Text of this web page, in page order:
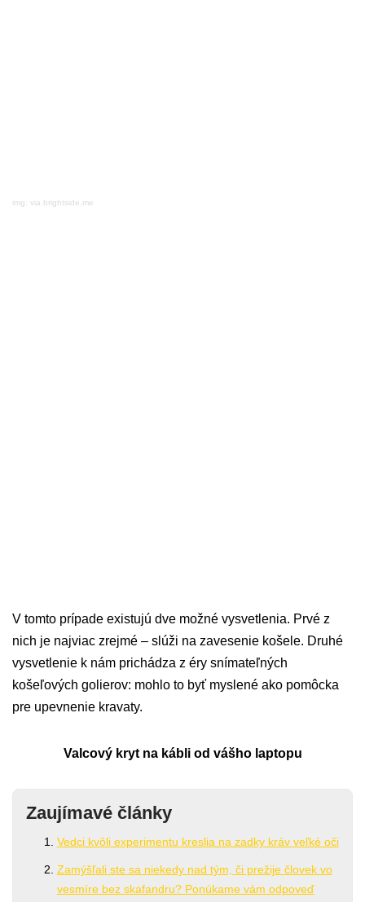
img: via brightside.me
V tomto prípade existujú dve možné vysvetlenia. Prvé z
nich je najviac zrejmé – slúži na zavesenie košele. Druhé
vysvetlenie k nám prichádza z éry snímateľných
košeľových golierov: mohlo to byť myslené ako pomôcka
pre upevnenie kravaty.
Valcový kryt na kábli od vášho laptopu
Zaujímavé články
Vedci kvôli experimentu kreslia na zadky kráv veľké oči
Zamýšľali ste sa niekedy nad tým, či prežije človek vo
vesmíre bez skafandru? Ponúkame vám odpoveď